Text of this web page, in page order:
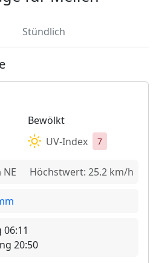
Stündlich
Bewölkt
UV-Index
7
NE Höchstwert: 25.2 km/h
20:50